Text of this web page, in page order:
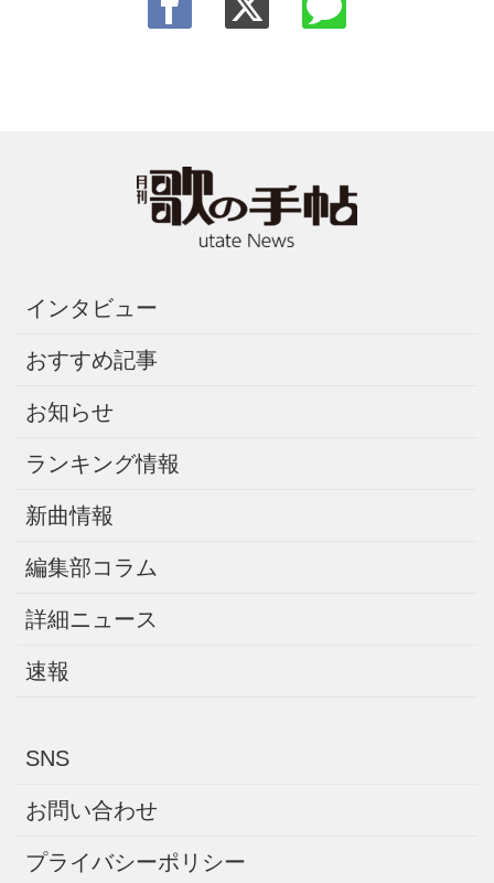
インタビュー
おすすめ記事
お知らせ
ランキング情報
新曲情報
編集部コラム
詳細ニュース
速報
SNS
お問い合わせ
プライバシーポリシー